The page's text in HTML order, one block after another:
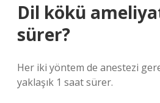
Dil kökü
sürer?
Her iki yöntem de anestezi
yaklaşık 1 saat sürer.